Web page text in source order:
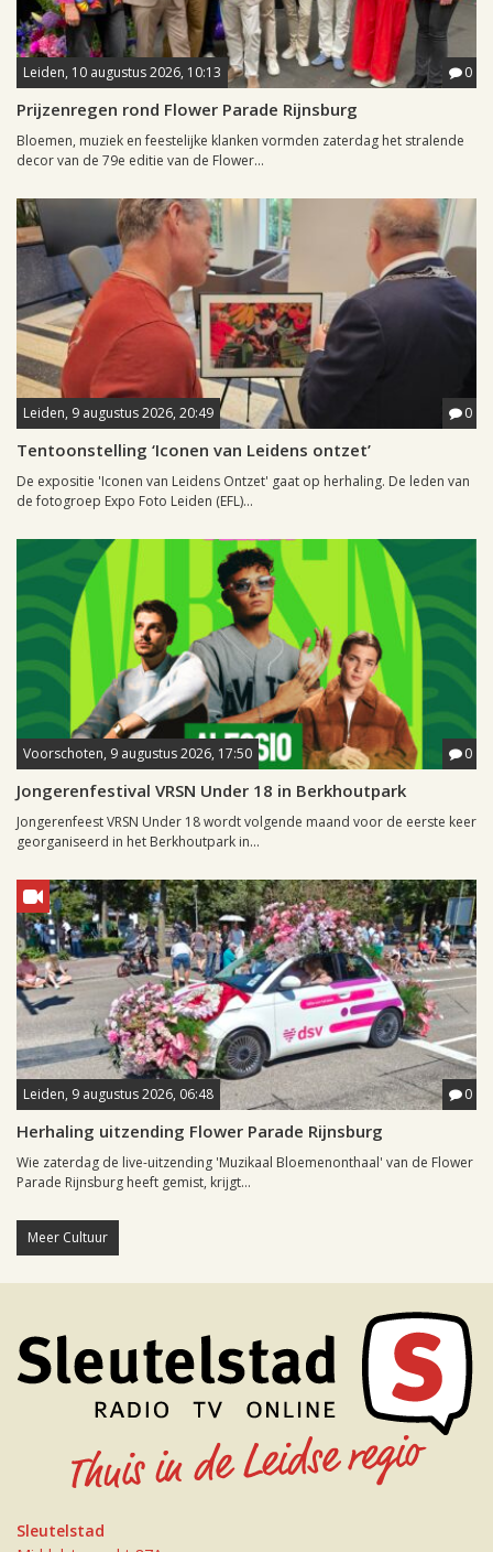
Leiden, 10 augustus 2026, 10:13 0
Prijzenregen rond Flower Parade Rijnsburg
Bloemen, muziek en feestelijke klanken vormden zaterdag het stralende
decor van de 79e editie van de Flower...
Leiden, 9 augustus 2026, 20:49 0
Tentoonstelling ‘Iconen van Leidens ontzet’
De expositie 'Iconen van Leidens Ontzet' gaat op herhaling. De leden van
de fotogroep Expo Foto Leiden (EFL)...
Voorschoten, 9 augustus 2026, 17:50 0
Jongerenfestival VRSN Under 18 in Berkhoutpark
Jongerenfeest VRSN Under 18 wordt volgende maand voor de eerste keer
georganiseerd in het Berkhoutpark in...
Leiden, 9 augustus 2026, 06:48 0
Herhaling uitzending Flower Parade Rijnsburg
Wie zaterdag de live-uitzending 'Muzikaal Bloemenonthaal' van de Flower
Parade Rijnsburg heeft gemist, krijgt...
Meer Cultuur
Sleutelstad